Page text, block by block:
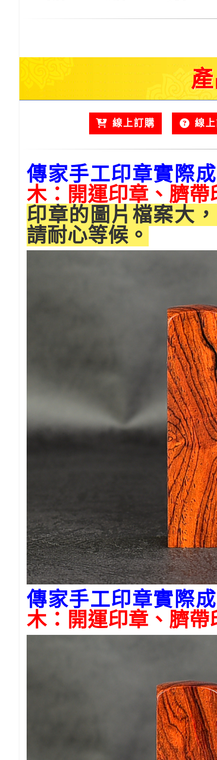
線上訂購 線
傳家手工印章實際
木：開運印章、臍帶
印章的圖片檔案大
請耐心等候。
傳家手工印章實際
木 ：開運印章、臍帶